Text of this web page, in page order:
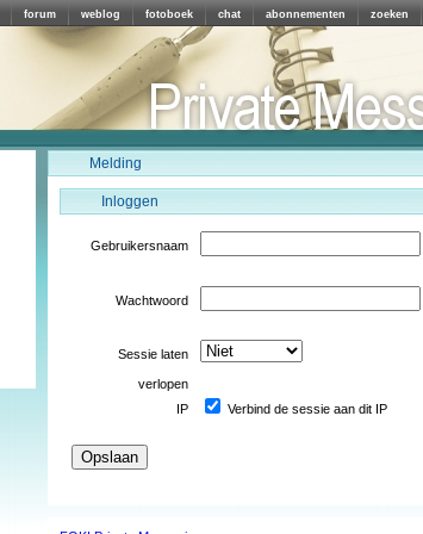
forum weblog fotoboek chat abonnementen zoeken
Melding
Inloggen
Gebruikersnaam
Wachtwoord
Sessie laten
verlopen
IP
Verbind de sessie aan dit IP